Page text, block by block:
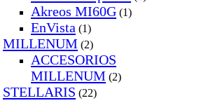
Akreos MI60G (1)
EnVista (1)
MILLENUM (2)
ACCESORIOS
MILLENUM (2)
STELLARIS (22)